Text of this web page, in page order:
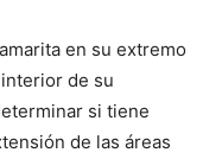
en su extremo
de su
si tiene
de las áreas